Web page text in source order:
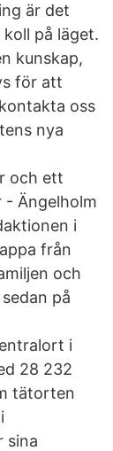
är det
på läget.
kunskap,
för att
oss
nya
och ett
- Ängelholm
i
från
och
på
i
28 232
tätorten
sina